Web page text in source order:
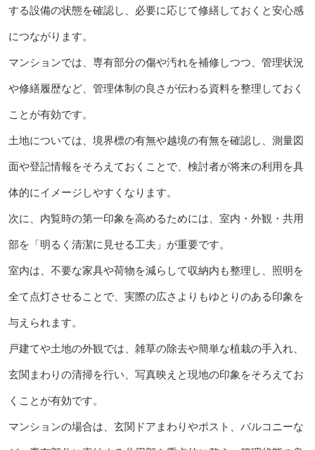
する設備の状態を確認し、必要に応じて修繕しておくと安心感
につながります。
マンションでは、専有部分の傷や汚れを補修しつつ、管理状況
や修繕履歴など、管理体制の良さが伝わる資料を整理しておく
ことが有効です。
土地については、境界標の有無や越境の有無を確認し、測量図
面や登記情報をそろえておくことで、検討者が将来の利用を具
体的にイメージしやすくなります。
次に、内覧時の第一印象を高めるためには、室内・外観・共用
部を「明るく清潔に見せる工夫」が重要です。
室内は、不要な家具や荷物を減らして収納内も整理し、照明を
全て点灯させることで、実際の広さよりもゆとりのある印象を
与えられます。
戸建てや土地の外観では、雑草の除去や簡単な植栽の手入れ、
玄関まわりの清掃を行い、写真映えと現地の印象をそろえてお
くことが有効です。
マンションの場合は、玄関ドアまわりやポスト、バルコニーな